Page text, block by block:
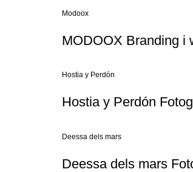
Modoox
MODOOX Branding
Hostia y Perdón
Hostia y Perdón
Deessa dels mars
Deessa dels mars